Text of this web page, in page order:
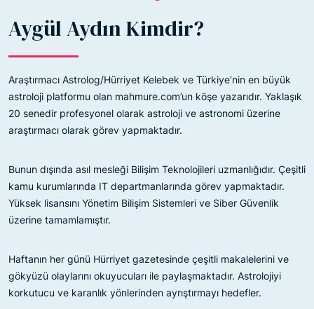
Aygül Aydın Kimdir?
Araştırmacı Astrolog/Hürriyet Kelebek ve Türkiye’nin en büyük
astroloji platformu olan mahmure.com’un köşe yazarıdır. Yaklaşık
20 senedir profesyonel olarak astroloji ve astronomi üzerine
araştırmacı olarak görev yapmaktadır.
Bunun dışında asıl mesleği Bilişim Teknolojileri uzmanlığıdır. Çeşitli
kamu kurumlarında IT departmanlarında görev yapmaktadır.
Yüksek lisansını Yönetim Bilişim Sistemleri ve Siber Güvenlik
üzerine tamamlamıştır.
Haftanın her günü Hürriyet gazetesinde çeşitli makalelerini ve
gökyüzü olaylarını okuyucuları ile paylaşmaktadır. Astrolojiyi
korkutucu ve karanlık yönlerinden ayrıştırmayı hedefler.